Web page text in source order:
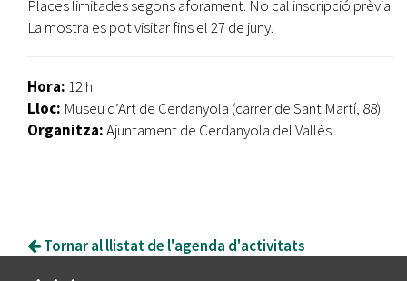
Places limitades segons aforament. No cal inscripció prèvia.
La mostra es pot visitar fins el 27 de juny.
Hora: 12 h
Lloc: Museu d’Art de Cerdanyola (carrer de Sant Martí, 88)
Organitza:Ajuntament de Cerdanyola del Vallès
Tornar al llistat de l'agenda d'activitats